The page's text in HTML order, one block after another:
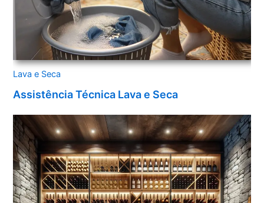
Lava e Seca
Assistência Técnica Lava e Seca